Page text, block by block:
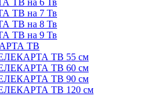
ТВ на 6 Тв
ТВ на 7 Тв
ТВ на 8 Тв
ТВ на 9 Тв
ТВ
ТВ 55 см
ТВ 60 см
ТВ 90 см
ТВ 120 см